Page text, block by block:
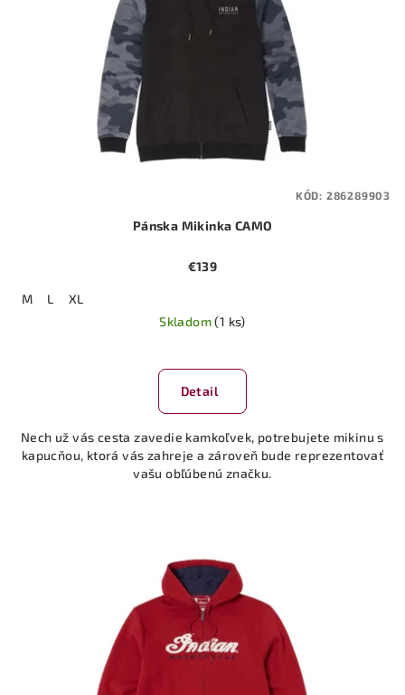
Pánska Mikinka CAMO
€139
M L
XL
Skladom(1 ks)
Detail
Nech už vás cesta zavedie kamkoľvek, potrebujete mikinu s
kapucňou, ktorá vás zahreje a zároveň bude reprezentovať
vašu obľúbenú značku.
KÓD: 286289903